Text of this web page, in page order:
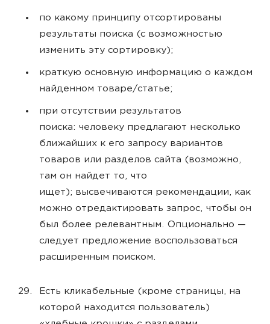
по какому принципу отсортированы
результаты поиска (с возможностью
изменить эту сортировку);
краткую основную информацию о каждом
найденном товаре/статье;
при отсутствии результатов
поиска: человеку предлагают несколько
ближайших к его запросу вариантов
товаров или разделов сайта (возможно,
там он найдет то, что
ищет); высвечиваются рекомендации, как
можно отредактировать запрос, чтобы он
был более релевантным. Опционально —
следует предложение воспользоваться
расширенным поиском.
Есть кликабельные (кроме страницы, на
которой находится пользователь)